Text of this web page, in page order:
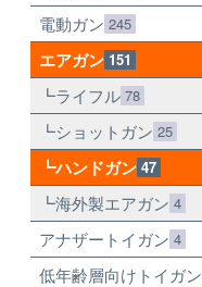
電動ガン 245
エアガン 151
ライフル 78
ショットガン 25
ハンドガン 47
海外製エアガン 4
アナザートイガン 4
低年齢層向けトイガン